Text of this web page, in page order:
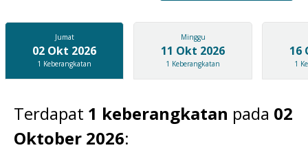
Jumat
02 Okt 2026
1 Keberangkatan
Minggu
11 Okt 2026
1 Keberangkatan
16
1
Terdapat 1 keberangkatan pada 02
Oktober 2026: